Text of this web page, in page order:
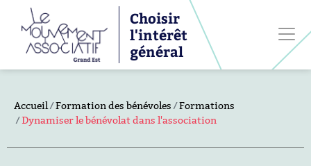
Choisir
l'intérêt
général
Accueil Formation des bénévoles
Formations
Dynamiser le bénévolat dans l'association